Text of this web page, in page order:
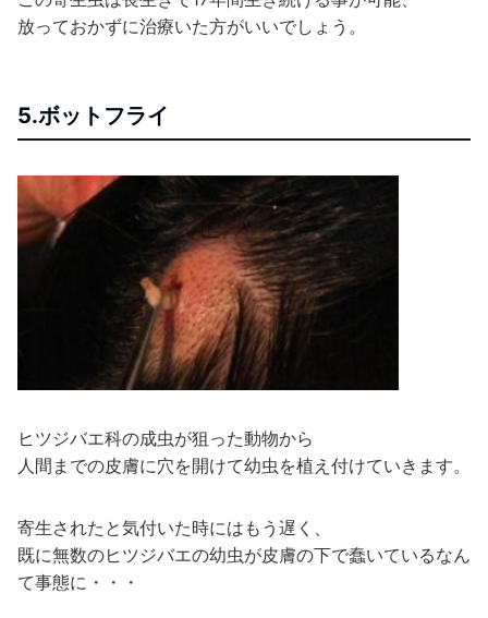
放っておかずに治療いた方がいいでしょう。
5.ボットフライ
ヒツジバエ科の成虫が狙った動物から
人間までの皮膚に穴を開けて幼虫を植え付けていきます。
寄生されたと気付いた時にはもう遅く、
既に無数のヒツジバエの幼虫が皮膚の下で蠢いているなん
て事態に・・・